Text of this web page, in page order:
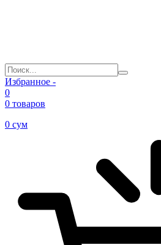
Избранное -
0
0 товаров
0 сум